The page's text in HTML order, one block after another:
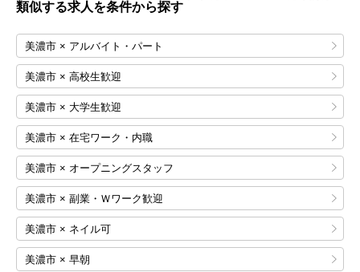
類似する求人を条件から探す
美濃市 × アルバイト・パート
美濃市 × 高校生歓迎
美濃市 × 大学生歓迎
美濃市 × 在宅ワーク・内職
美濃市 × オープニングスタッフ
美濃市 × 副業・Ｗワーク歓迎
美濃市 × ネイル可
美濃市 × 早朝